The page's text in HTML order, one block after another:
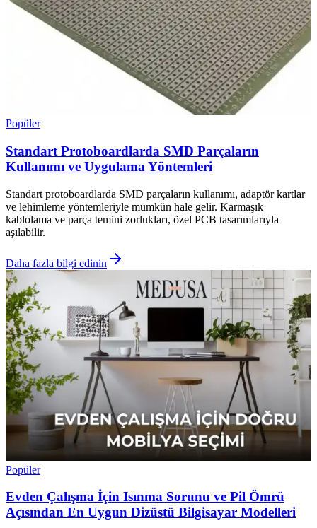
Popüler
Standart Protoboardlarda SMD Parçaların
Kullanımı ve Uygulama Yöntemleri
Standart protoboardlarda SMD parçaların kullanımı, adaptör kartlar
ve lehimleme yöntemleriyle mümkün hale gelir. Karmaşık
kablolama ve parça temini zorlukları, özel PCB tasarımlarıyla
aşılabilir.
Daha fazla bilgi edinin
Popüler
Evden Çalışma İçin Isınma Sorunu ve Pil Ömrü
Açısından En Uygun Dizüstü Bilgisayar Modelleri